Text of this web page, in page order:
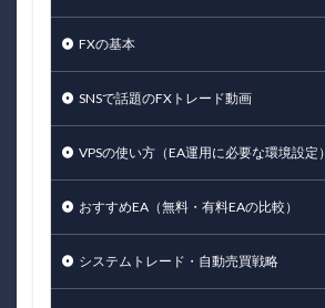
FXの基本
SNSで話題のFXトレード動画
VPSの使い方（EA運用に必要な環境設定）
おすすめEA（無料・有料EAの比較）
システムトレード・自動売買戦略